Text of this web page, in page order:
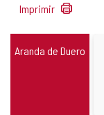
Imprimir
Aranda de Duero